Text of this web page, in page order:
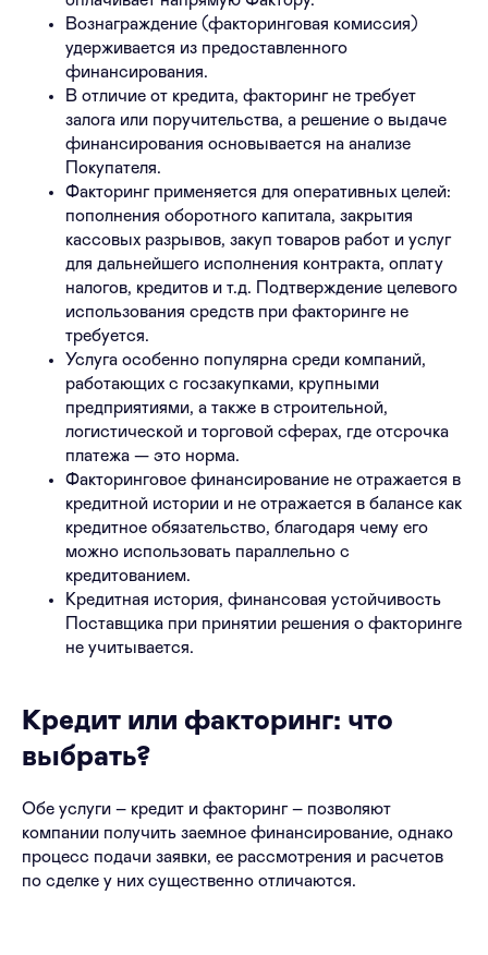
Вознаграждение (факторинговая комиссия)
удерживается из предоставленного
финансирования.
В отличие от кредита, факторинг не требует
залога или поручительства, а решение о выдаче
финансирования основывается на анализе
Покупателя.
Факторинг применяется для оперативных целей:
пополнения оборотного капитала, закрытия
кассовых разрывов, закуп товаров работ и услуг
для дальнейшего исполнения контракта, оплату
налогов, кредитов и т.д. Подтверждение целевого
использования средств при факторинге не
требуется.
Услуга особенно популярна среди компаний,
работающих с госзакупками, крупными
предприятиями, а также в строительной,
логистической и торговой сферах, где отсрочка
платежа — это норма.
Факторинговое финансирование не отражается в
кредитной истории и не отражается в балансе как
кредитное обязательство, благодаря чему его
можно использовать параллельно с
кредитованием.
Кредитная история, финансовая устойчивость
Поставщика при принятии решения о факторинге
не учитывается.
Кредит или факторинг: что
выбрать?
Обе услуги – кредит и факторинг – позволяют
компании получить заемное финансирование, однако
процесс подачи заявки, ее рассмотрения и расчетов
по сделке у них существенно отличаются.